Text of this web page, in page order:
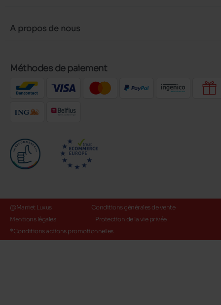
A propos de nous
Méthodes de paiement
@Maniet Luxus
Conditions générales de vente
Mentions légales
Protection de la vie privée
*Conditions actions promotionnelles